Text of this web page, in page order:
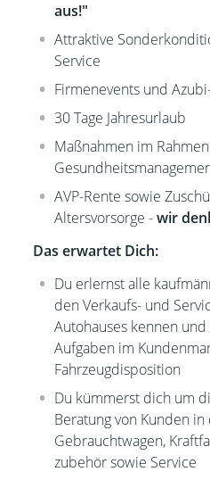
aus!"
Attraktive
Service
Firmenevents und
30 Tage Jahresurlaub
Maßnahmen im
AVP-Rente sowie
Altersvorsorge -wir
Das erwartet Dich:
Du erlernst alle
den Verkaufs- und
Autohauses kennen
Aufgaben im
Fahrzeugdisposition
Du kümmerst dich um
Beratung von Kunden
Gebrauchtwagen,
zubehör sowie Service